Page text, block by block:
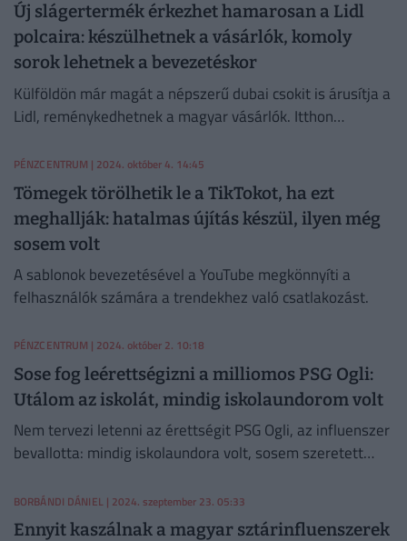
Új slágertermék érkezhet hamarosan a Lidl
polcaira: készülhetnek a vásárlók, komoly
sorok lehetnek a bevezetéskor
Külföldön már magát a népszerű dubai csokit is árusítja a
Lidl, reménykedhetnek a magyar vásárlók. Itthon
otthon elkészíteni.
PÉNZCENTRUM | 2024. október 4. 14:45
Tömegek törölhetik le a TikTokot, ha ezt
meghallják: hatalmas újítás készül, ilyen még
sosem volt
A sablonok bevezetésével a YouTube megkönnyíti a
felhasználók számára a trendekhez való csatlakozást.
PÉNZCENTRUM | 2024. október 2. 10:18
Sose fog leérettségizni a milliomos PSG Ogli:
Utálom az iskolát, mindig iskolaundorom volt
Nem tervezi letenni az érettségit PSG Ogli, az influenszer
bevallotta: mindig iskolaundora volt, sosem szeretett
BORBÁNDI DÁNIEL| 2024. szeptember 23. 05:33
Ennyit kaszálnak a magyar sztárinfluenszerek